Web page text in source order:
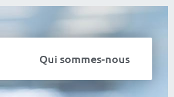
Qui sommes-nous